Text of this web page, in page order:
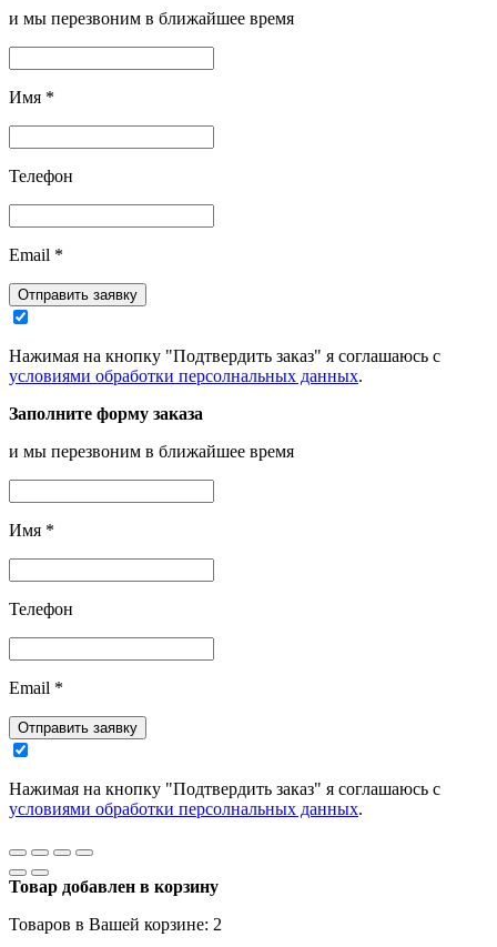
и мы перезвоним в ближайшее время
Имя *
Телефон
Email *
Отправить заявку
Нажимая на кнопку "Подтвердить заказ" я соглашаюсь с
условиями обработки персолнальных данных.
Заполните форму заказа
и мы перезвоним в ближайшее время
Имя *
Телефон
Email *
Отправить заявку
Нажимая на кнопку "Подтвердить заказ" я соглашаюсь с
условиями обработки персолнальных данных.
Товар добавлен в корзину
Товаров в Вашей корзине: 2